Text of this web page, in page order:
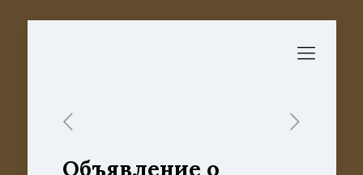
Объявление о